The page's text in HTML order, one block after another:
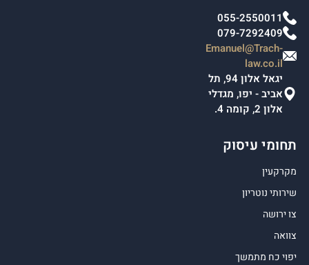
055-2550011
079-7292409
Emanuel@Trach-
law.co.il
יגאל אלון 94, תל
אביב - יפו, מגדלי
אלון 2, קומה 4.
תחומי עיסוק
מקרקעין
שירותי נוטריון
צו ירושה
צוואה
יפוי כח מתמשך